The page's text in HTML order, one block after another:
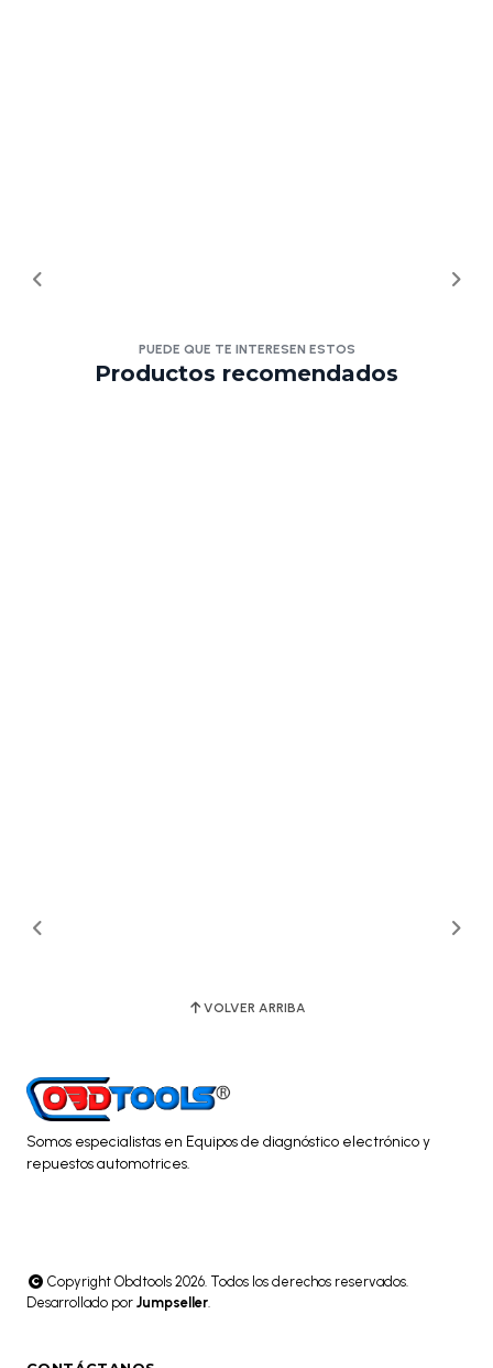
PUEDE QUE TE INTERESEN ESTOS
Productos recomendados
VOLVER ARRIBA
Somos especialistas en Equipos de diagnóstico electrónico y
repuestos automotrices.
Copyright Obdtools 2026. Todos los derechos reservados.
Desarrollado por Jumpseller